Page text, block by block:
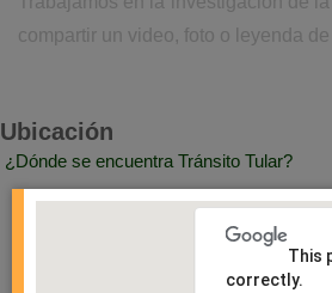
compartir un video, foto o leyenda
Ubicación
¿Dónde se encuentra Tránsito Tular?
This
correctly.